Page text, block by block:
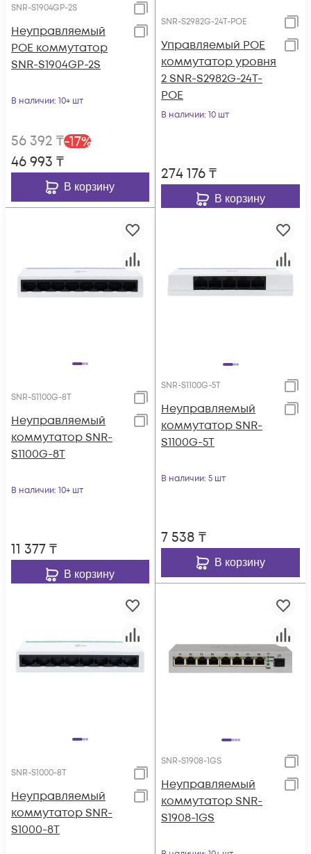
SNR-S1904GP-2S
Неуправляемый
POE коммутатор
SNR-S1904GP-2S
В наличии: 10+ шт
56 392 ₸-17%
46 993 ₸
В корзину
SNR-S2982G-24T-POE
Управляемый POE
коммутатор уровня
2 SNR-S2982G-24T-
POE
В наличии: 10 шт
274 176₸
В корзину
SNR-S1100G-8T
Неуправляемый
коммутатор SNR-
S1100G-8T
В наличии: 10+ шт
11 377₸
В корзину
SNR-S1100G-5T
Неуправляемый
коммутатор SNR-
S1100G-5T
В наличии: 5 шт
7 538 ₸
В корзину
SNR-S1000-8T
Неуправляемый
коммутатор SNR-
S1000-8T
SNR-S1908-1GS
Неуправляемый
коммутатор SNR-
S1908-1GS